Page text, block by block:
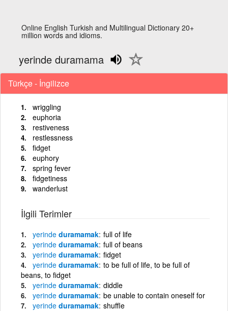
Online English Turkish and Multilingual Dictionary 20+
million words and idioms.
yerinde duramama
Türkçe - İngilizce
wriggling
euphoria
restiveness
restlessness
fidget
euphory
spring fever
fidgetiness
wanderlust
İlgili Terimler
yerinde duramamak full of life
yerinde duramamak full of beans
yerinde duramamak fidget
yerinde duramamak to be full of life, to be full of
beans, to fidget
yerinde duramamak diddle
yerinde duramamak be unable to contain oneself for
yerinde duramamak shuffle